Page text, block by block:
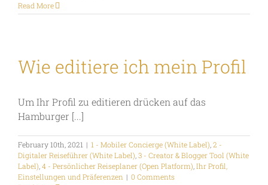
konfiguiere
Screen
als
oder
Read More
Wie editiere ich mein Profil
Um Ihr Profil zu editieren drücken auf das
Hamburger [...]
February 10th, 2021 | 1 - Mobiler Concierge (White Label) 2 -
Digitaler Reiseführer (White Label) 3 - Creator & Blogger Tool (White
Label) 4 - Persönlicher Reiseplaner (Open Platform) Ihr Profil,
Einstellungen und Präferenzen | 0 Comments